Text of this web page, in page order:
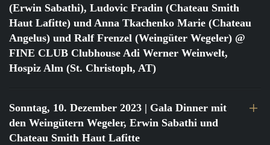
(Erwin Sabathi), Ludovic Fradin (Chateau Smith
Haut Lafitte) und Anna Tkachenko Marie (Chateau
Angelus) und Ralf Frenzel (Weingüter Wegeler) @
FINE CLUB Clubhouse Adi Werner Weinwelt,
Hospiz Alm (St. Christoph, AT)
Sonntag, 10. Dezember 2023 | Gala Dinner mit
den Weingütern Wegeler, Erwin Sabathi und
Chateau Smith Haut Lafitte